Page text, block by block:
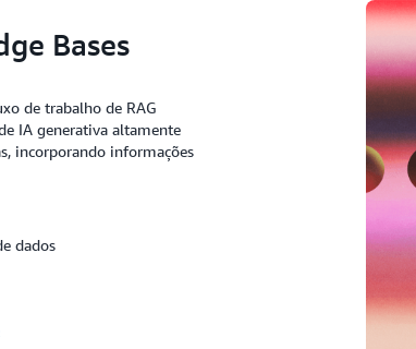
Bases
de trabalho de RAG
IA generativa altamente
incorporando informações
dados